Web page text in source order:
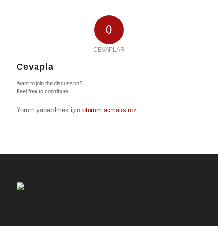
0
CEVAPLAR
Cevapla
Want to join the discussion?
Feel free to contribute!
Yorum yapabilmek için oturum açmalısınız.